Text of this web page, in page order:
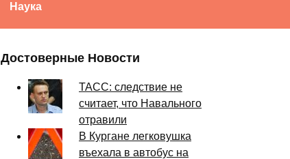
Наука
Достоверные Новости
ТАСС: следствие не
считает, что Навального
отравили
В Кургане легковушка
въехала в автобус на